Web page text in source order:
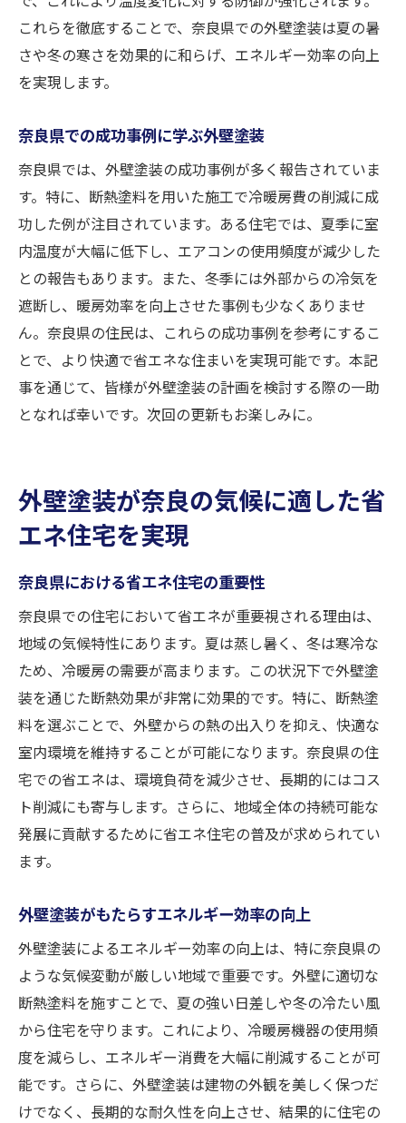
これらを徹底することで、奈良県での外壁塗装は夏の暑
さや冬の寒さを効果的に和らげ、エネルギー効率の向上
を実現します。
奈良県での成功事例に学ぶ外壁塗装
奈良県では、外壁塗装の成功事例が多く報告されていま
す。特に、断熱塗料を用いた施工で冷暖房費の削減に成
功した例が注目されています。ある住宅では、夏季に室
内温度が大幅に低下し、エアコンの使用頻度が減少した
との報告もあります。また、冬季には外部からの冷気を
遮断し、暖房効率を向上させた事例も少なくありませ
ん。奈良県の住民は、これらの成功事例を参考にするこ
とで、より快適で省エネな住まいを実現可能です。本記
事を通じて、皆様が外壁塗装の計画を検討する際の一助
となれば幸いです。次回の更新もお楽しみに。
外壁塗装が奈良の気候に適した省
エネ住宅を実現
奈良県における省エネ住宅の重要性
奈良県での住宅において省エネが重要視される理由は、
地域の気候特性にあります。夏は蒸し暑く、冬は寒冷な
ため、冷暖房の需要が高まります。この状況下で外壁塗
装を通じた断熱効果が非常に効果的です。特に、断熱塗
料を選ぶことで、外壁からの熱の出入りを抑え、快適な
室内環境を維持することが可能になります。奈良県の住
宅での省エネは、環境負荷を減少させ、長期的にはコス
ト削減にも寄与します。さらに、地域全体の持続可能な
発展に貢献するために省エネ住宅の普及が求められてい
ます。
外壁塗装がもたらすエネルギー効率の向上
外壁塗装によるエネルギー効率の向上は、特に奈良県の
ような気候変動が厳しい地域で重要です。外壁に適切な
断熱塗料を施すことで、夏の強い日差しや冬の冷たい風
から住宅を守ります。これにより、冷暖房機器の使用頻
度を減らし、エネルギー消費を大幅に削減することが可
能です。さらに、外壁塗装は建物の外観を美しく保つだ
けでなく、長期的な耐久性を向上させ、結果的に住宅の